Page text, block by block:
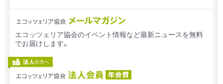
エコッツェリア協会のイベント情報など最新ニュースを無料
でお届けします。